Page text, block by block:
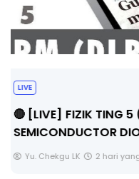
LIVE
🔴 [LIVE] PRINSIP
SOALAN 1 TRIAL
Yu. Chekgu LK 2 hari